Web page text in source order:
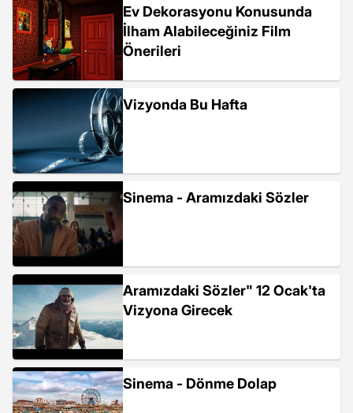
Ev Dekorasyonu Konusunda
İlham Alabileceğiniz Film
Önerileri
Vizyonda Bu Hafta
Sinema - Aramızdaki Sözler
Aramızdaki Sözler" 12 Ocak'ta
Vizyona Girecek
Sinema - Dönme Dolap